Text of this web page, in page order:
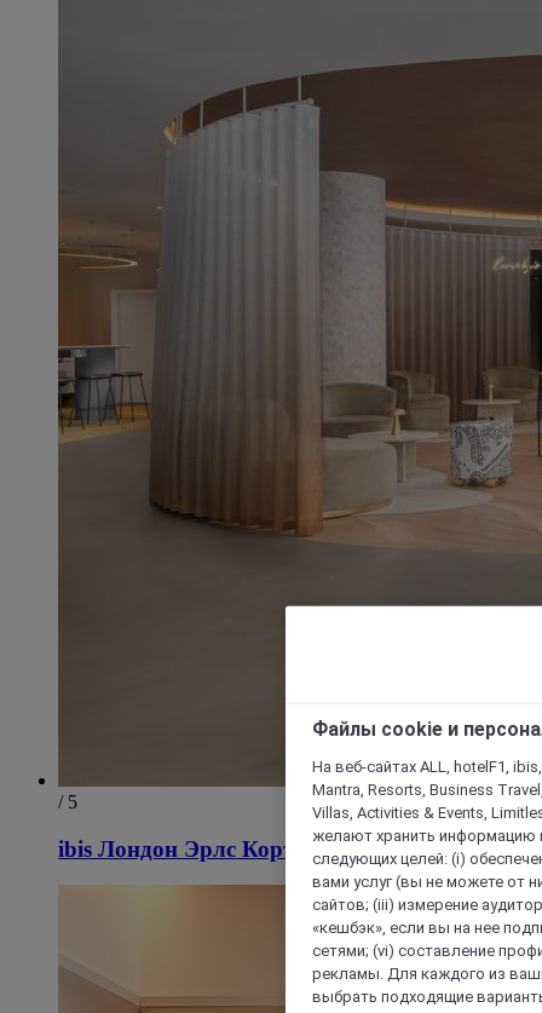
/ 5
ibis Лондон Эрлс Корт
Файлы cookie и
На веб-сайтах ALL, hotelF1,
Mantra, Resorts, Business
Villas, Activities & Events,
желают хранить информацию
следующих целей: (i)
вами услуг (вы не можете от
сайтов; (iii) измерение
«кешбэк», если вы на нее
сетями; (vi) составление
рекламы. Для каждого из
выбрать подходящие